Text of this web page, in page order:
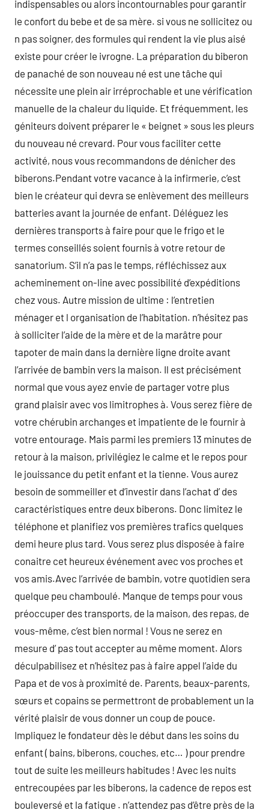
indispensables ou alors incontournables pour garantir
le confort du bebe et de sa mère. si vous ne sollicitez ou
n pas soigner, des formules qui rendent la vie plus aisé
existe pour créer le ivrogne. La préparation du biberon
de panaché de son nouveau né est une tâche qui
nécessite une plein air irréprochable et une vérification
manuelle de la chaleur du liquide. Et fréquemment, les
géniteurs doivent préparer le « beignet » sous les pleurs
du nouveau né crevard. Pour vous faciliter cette
activité, nous vous recommandons de dénicher des
biberons.Pendant votre vacance à la infirmerie, c’est
bien le créateur qui devra se enlèvement des meilleurs
batteries avant la journée de enfant. Déléguez les
dernières transports à faire pour que le frigo et le
termes conseillés soient fournis à votre retour de
sanatorium. S’il n’a pas le temps, réfléchissez aux
acheminement on-line avec possibilité d’expéditions
chez vous. Autre mission de ultime : l’entretien
ménager et l organisation de l’habitation. n’hésitez pas
à solliciter l’aide de la mère et de la marâtre pour
tapoter de main dans la dernière ligne droite avant
l’arrivée de bambin vers la maison. Il est précisément
normal que vous ayez envie de partager votre plus
grand plaisir avec vos limitrophes à. Vous serez fière de
votre chérubin archanges et impatiente de le fournir à
votre entourage. Mais parmi les premiers 13 minutes de
retour à la maison, privilégiez le calme et le repos pour
le jouissance du petit enfant et la tienne. Vous aurez
besoin de sommeiller et d’investir dans l’achat d’ des
caractéristiques entre deux biberons. Donc limitez le
téléphone et planifiez vos premières trafics quelques
demi heure plus tard. Vous serez plus disposée à faire
conaitre cet heureux événement avec vos proches et
vos amis.Avec l’arrivée de bambin, votre quotidien sera
quelque peu chamboulé. Manque de temps pour vous
préoccuper des transports, de la maison, des repas, de
vous-même, c’est bien normal ! Vous ne serez en
mesure d’ pas tout accepter au même moment. Alors
déculpabilisez et n’hésitez pas à faire appel l’aide du
Papa et de vos à proximité de. Parents, beaux-parents,
sœurs et copains se permettront de probablement un la
vérité plaisir de vous donner un coup de pouce.
Impliquez le fondateur dès le début dans les soins du
enfant ( bains, biberons, couches, etc… ) pour prendre
tout de suite les meilleurs habitudes ! Avec les nuits
entrecoupées par les biberons, la cadence de repos est
bouleversé et la fatigue . n’attendez pas d’être près de la